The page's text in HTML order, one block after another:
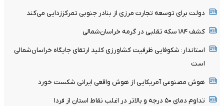
دولت برای توسعه تجارت مرزی از بنادر جنوبی تمرکززدایی می‌کند
کشف ۱۸۴ سکه تقلبی در گرمه خراسان‌شمالی
استاندار: شکوفایی ظرفیت‌ کشاورزی کلید ارتقای جایگاه خراسان‌شمالی
است
هوش مصنوعی آمریکایی از هوش واقعی ایرانی شکست خورد
تداوم دمای ۵۰ درجه و بالاتر در اغلب نقاط استان از فردا